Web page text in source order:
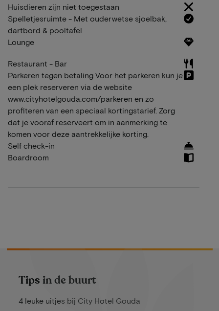
Huisdieren zijn niet toegestaan
Spelletjesruimte - Met ouderwetse sjoelbak,
dartbord & pooltafel
Lounge
Restaurant - Bar
Parkeren tegen betaling Voor het parkeren kun je
een plek reserveren via de website
www.cityhotelgouda.com/parkeren en zo
profiteren van een speciaal kortingstarief. Zorg
dat je vooraf reserveert om in aanmerking te
komen voor deze aantrekkelijke korting.
Self check-in
Boardroom
Tips in de buurt
4 leuke uitjes bij City Hotel Gouda